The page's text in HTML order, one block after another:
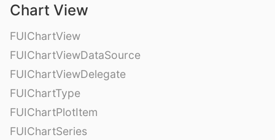
Chart View
FUIChartView
FUIChartViewDataSource
FUIChartViewDelegate
FUIChartType
FUIChartPlotItem
FUIChartSeries